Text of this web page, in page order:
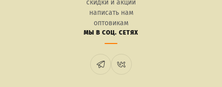
скидки и акции
написать нам
оптовикам
МЫ В СОЦ. СЕТЯХ